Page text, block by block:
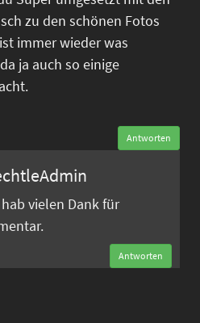
zu den schönen Fotos
immer wieder was
ja auch so einige
Antworten
vielen Dank für
Antworten